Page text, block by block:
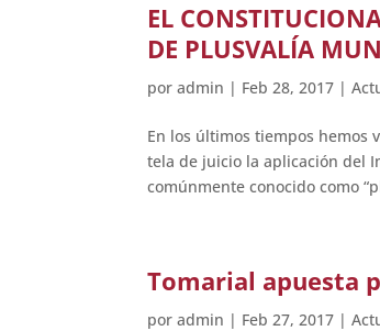
EL
DE PLUSVALÍA
poradmin | Feb 28, 2017 |
En los últimos tiempos hemos
tela de juicio la aplicación del
comúnmente conocido como
Tomarial apuesta
poradmin | Feb 27, 2017 |